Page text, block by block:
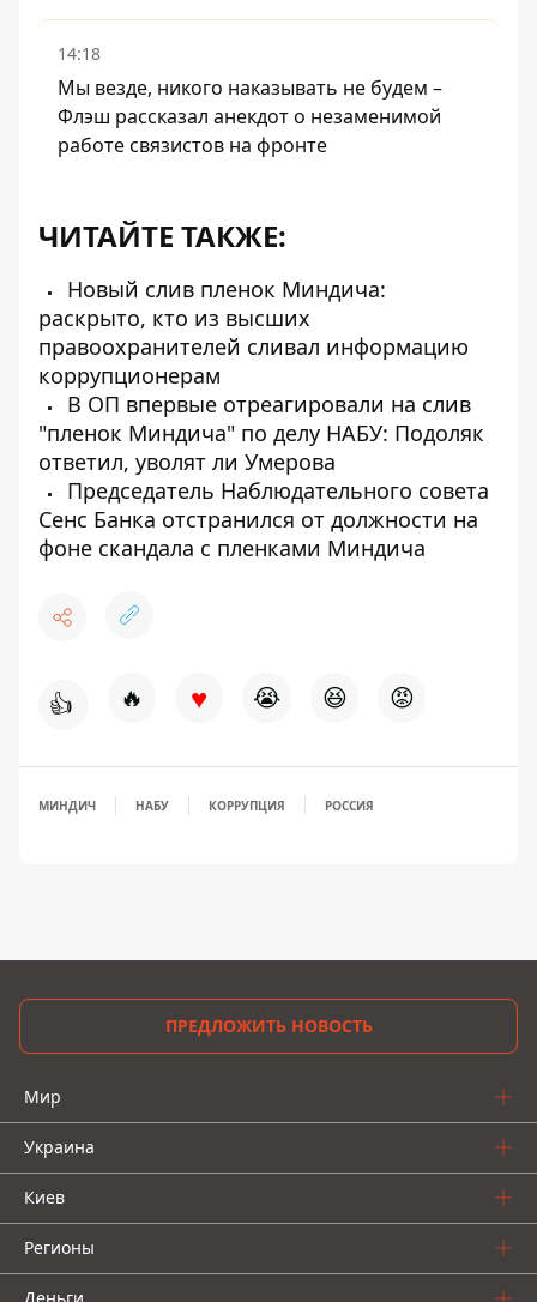
14:18
Мы везде, никого наказывать не будем –
Флэш рассказал анекдот о незаменимой
работе связистов на фронте
ЧИТАЙТЕ ТАКЖЕ:
Новый слив пленок Миндича:
раскрыто, кто из высших
правоохранителей сливал информацию
коррупционерам
В ОП впервые отреагировали на слив
"пленок Миндича" по делу НАБУ: Подоляк
ответил, уволят ли Умерова
Председатель Наблюдательного совета
Сенс Банка отстранился от должности на
фоне скандала с пленками Миндича
👍 🔥 ♥ 😭 😆 😡
МИНДИЧ НАБУ КОРРУПЦИЯ РОССИЯ
ПРЕДЛОЖИТЬ НОВОСТЬ
Мир
Украина
Киев
Регионы